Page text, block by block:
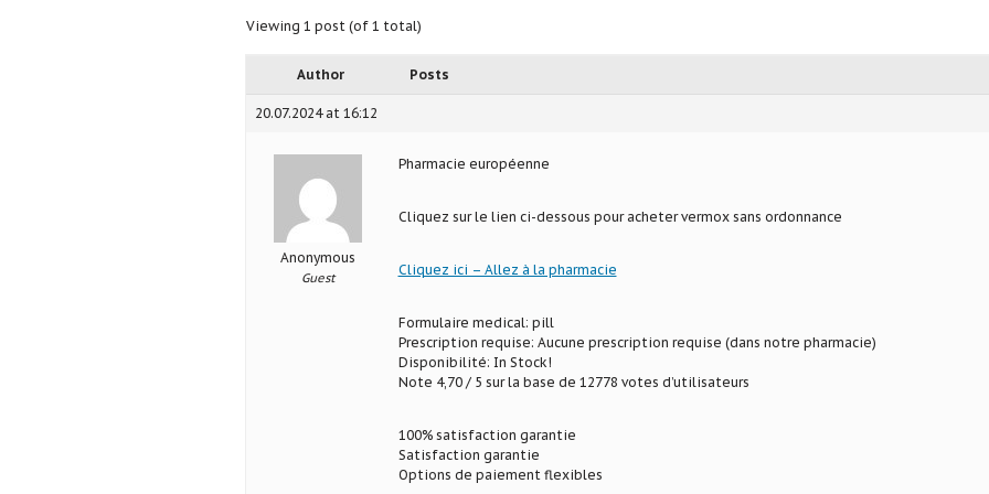
Viewing 1 post (of 1 total)
Author Posts
20.07.2024 at 16:12
Anonymous
Guest
Pharmacie européenne
Cliquez sur le lien ci-dessous pour acheter vermox sans ordonnance
Cliquez ici – Allez à la pharmacie
Formulaire medical: pill
Prescription requise: Aucune prescription requise (dans notre pharmacie)
Disponibilité: In Stock!
Note 4,70 / 5 sur la base de 12778 votes d’utilisateurs
100% satisfaction garantie
Satisfaction garantie
Options de paiement flexibles